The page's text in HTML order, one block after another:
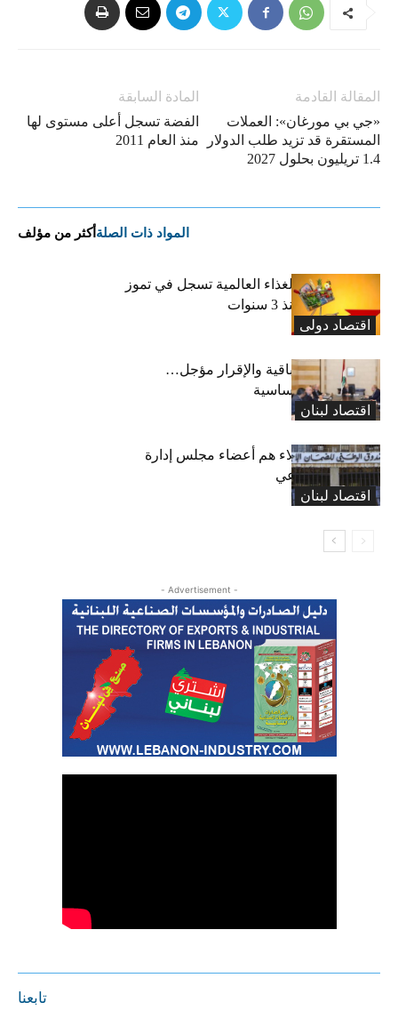
المادة السابقة
الفضة تسجل أعلى مستوى لها
منذ العام 2011
المقالة القادمة
«جي بي مورغان»: العملات
المستقرة قد تزيد طلب الدولار
1.4 تريليون بحلول 2027
المواد ذات الصلة أكثر من مؤلف
اقتصاد دولی
“الفاو”: أسعار الغذاء العالمية تسجل في تموز
أعلى مستوى منذ 3 سنوات
اقتصاد لبنان
رسوم النفايات باقية والإقرار مؤجل…
واستثناء لمواد أساسية
اقتصاد لبنان
بعد 19 عاماً: هؤلاء هم أعضاء مجلس إدارة
الضمان الاجتماعي
- Advertisement -
تابعنا